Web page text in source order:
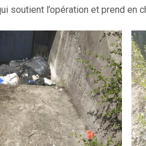
soutient l’opération et prend en